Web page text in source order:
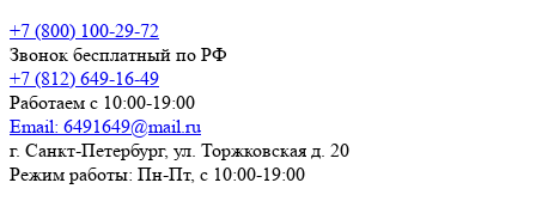
+7 (800) 100-29-72
Звонок бесплатный по РФ
+7 (812) 649-16-49
Работаем с 10:00-19:00
Email: 6491649@mail.ru
г. Санкт-Петербург, ул. Торжковская д. 20
Режим работы: Пн-Пт, с 10:00-19:00